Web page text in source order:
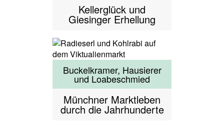
Kellerglück und
Giesinger Erhellung
Buckelkramer, Hausierer
und Loabeschmied
Münchner Marktleben
durch die Jahrhunderte